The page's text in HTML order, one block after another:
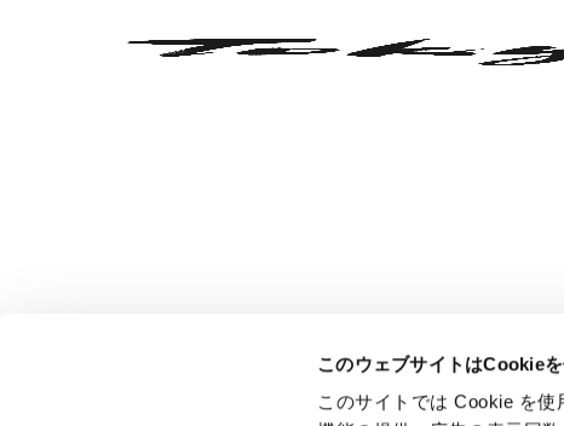
このウェブサイトはCookie
このサイトでは Cookie を